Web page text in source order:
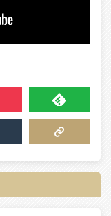
FEEDLY